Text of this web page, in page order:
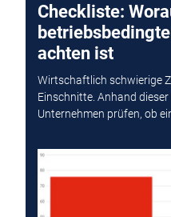
Checkliste:
achten ist
Wirtschaftlich schwierige
Einschnitte. Anhand
Unternehmen prüfen, ob